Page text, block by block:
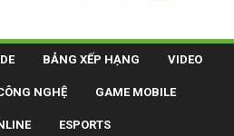
BẢNG XẾP HẠNG VIDEO
NGHỆ GAME MOBILE
ESPORTS